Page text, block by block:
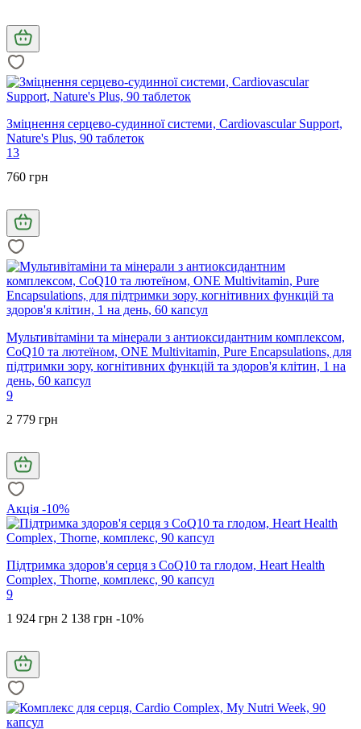
Зміцнення серцево-судинної системи, Cardiovascular Support,
Nature's Plus, 90 таблеток
13
760 грн
Мультивітаміни та мінерали з антиоксидантним комплексом,
CoQ10 та лютеїном, ONE Multivitamin, Pure Encapsulations, для
підтримки зору, когнітивних функцій та здоров'я клітин, 1 на
день, 60 капсул
9
2 779 грн
Акція -10%
Підтримка здоров'я серця з CoQ10 та глодом, Heart Health
Complex, Thorne, комплекс, 90 капсул
9
1 924 грн 2 138 грн -10%